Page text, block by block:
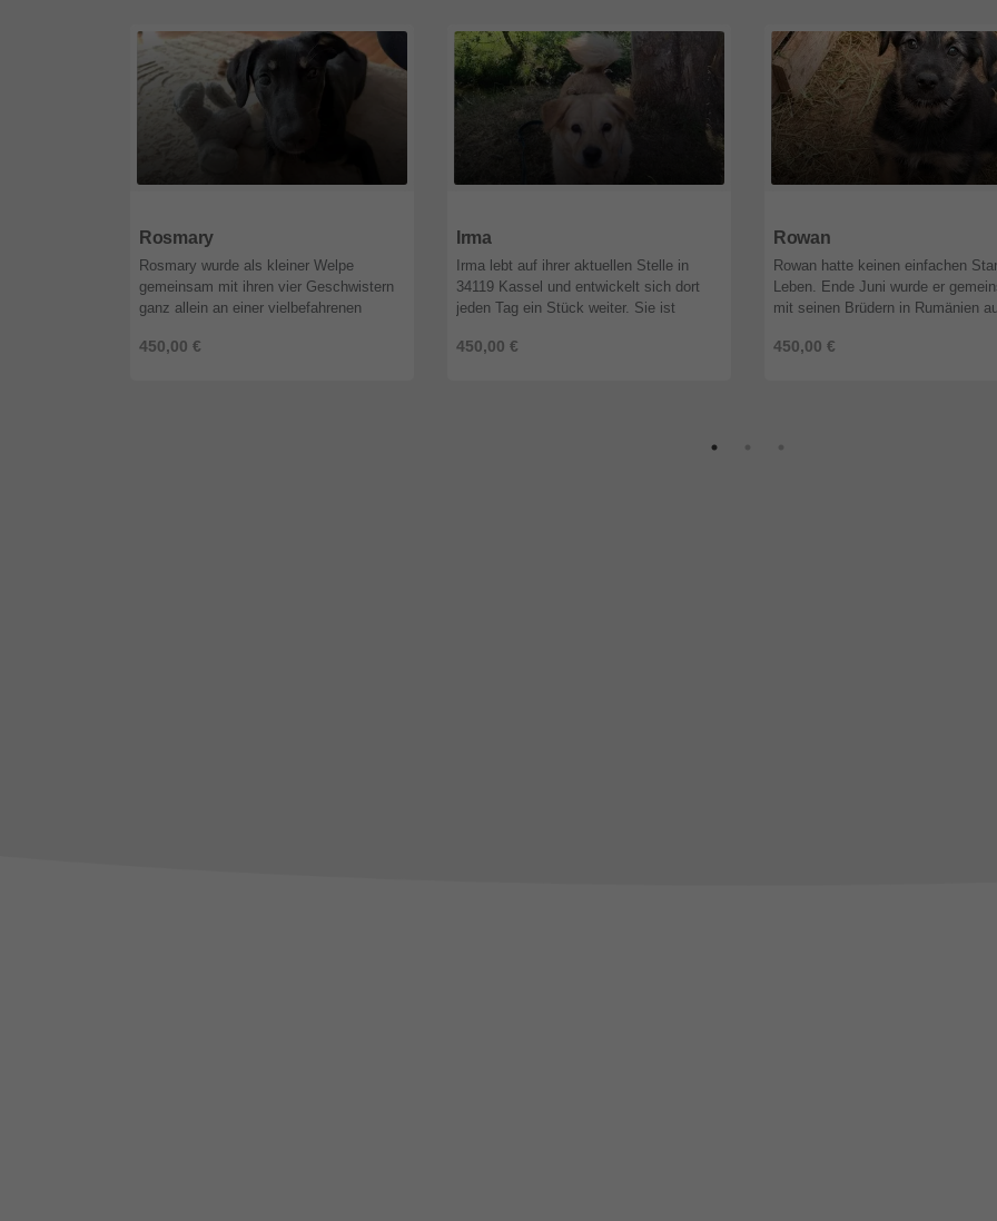
Rosmary
450,00 €
Rosmary wurde als kleiner Welpe
gemeinsam mit ihren vier Geschwistern
ganz allein an einer vielbefahrenen
sie rechtzeitig in Sicherheit gebracht w
Irma
450,00 €
Irma lebt auf ihrer aktuellen Stelle in
34119 Kassel und entwickelt sich dort
jeden Tag ein Stück weiter. Sie ist
problemlos und gewöhnt sich immer ...
Rowan
450,00 €
Rowan hatte keinen einfachen
Leben. Ende Juni wurde er
mit seinen Brüdern in Rumänien
teilweise verletzt und von Würmern